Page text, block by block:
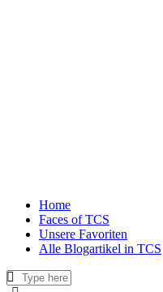
Home
Faces of TCS
Unsere Favoriten
Alle Blogartikel in TCS